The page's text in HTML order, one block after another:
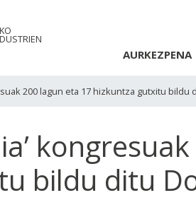
AURKEZPENA
200 lagun eta 17 hizkuntza gutxitu
bildu ditu